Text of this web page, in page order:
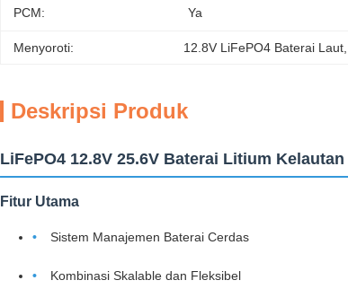
PCM: Ya
Menyoroti: 12.8V LiFePO4 Baterai Laut,
Deskripsi Produk
LiFePO4 12.8V 25.6V Baterai Litium
Fitur Utama
Sistem Manajemen Baterai Cerdas
Kombinasi Skalable dan Fleksibel